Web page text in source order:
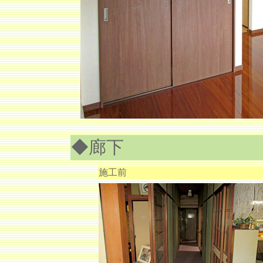
◆廊下
施工前